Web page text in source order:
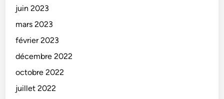
juin 2023
mars 2023
février 2023
décembre 2022
octobre 2022
juillet 2022